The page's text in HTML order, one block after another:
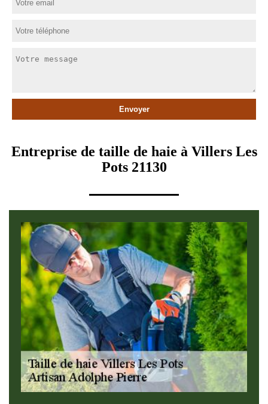
Entreprise de taille de haie à Villers Les
Pots 21130